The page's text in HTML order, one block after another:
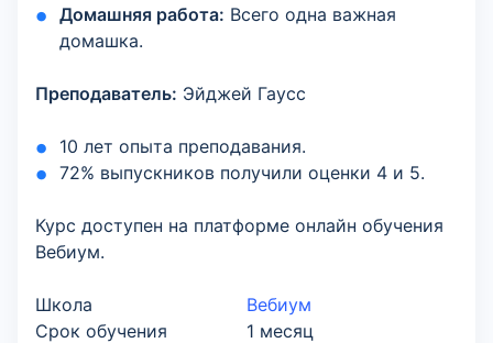
Домашняя работа: Всего одна важная
домашка.
Преподаватель: Эйджей Гаусс
10 лет опыта преподавания.
72% выпускников получили оценки 4 и 5.
Курс доступен на платформе онлайн обучения
Вебиум.
Школа
Вебиум
Срок обучения
1 месяц